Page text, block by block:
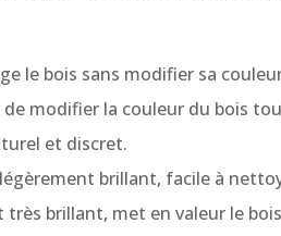
le bois sans modifier sa
de modifier la couleur du bois
et discret.
brillant, facile à
très brillant, met en valeur le